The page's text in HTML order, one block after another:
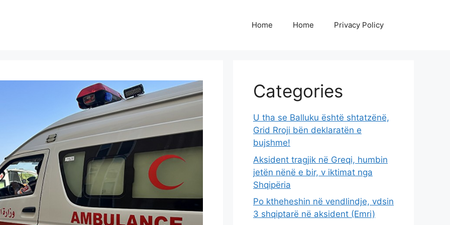
Home Home Privacy Policy
Categories
U tha se Balluku është shtatzënë,
Grid Rroji bën deklaratën e
bujshme!
Aksident tragjik në Greqi, humbin
jetën nënë e bir, v iktimat nga
Shqipëria
Po ktheheshin në vendlindje, vdsin
3 shqiptarë në aksident (Emri)